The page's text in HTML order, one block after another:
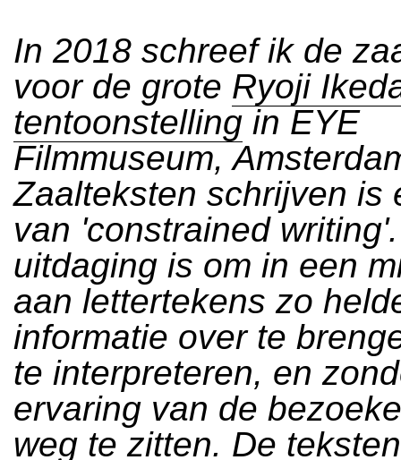
In 2018 schreef ik de
voor de grote Ryoji
tentoonstelling in EYE
Filmmuseum,
Zaalteksten schrijven is
van 'constrained
uitdaging is om in een
aan lettertekens zo
informatie over te
te interpreteren, en
ervaring van de
weg te zitten. De